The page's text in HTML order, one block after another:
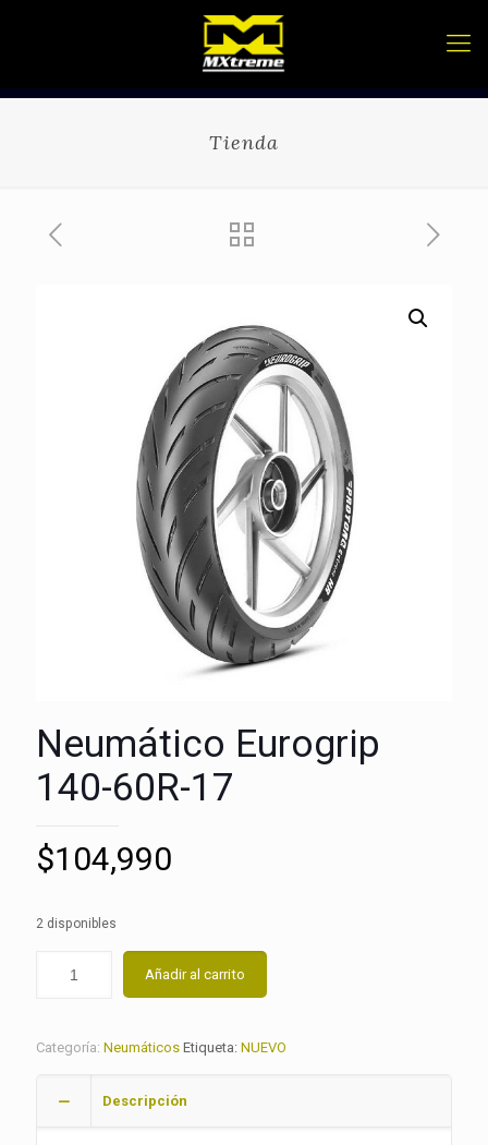
Tienda
Neumático Eurogrip
140-60R-17
$104,990
2 disponibles
Añadir al carrito
Categoría: Neumáticos Etiqueta: NUEVO
Descripción